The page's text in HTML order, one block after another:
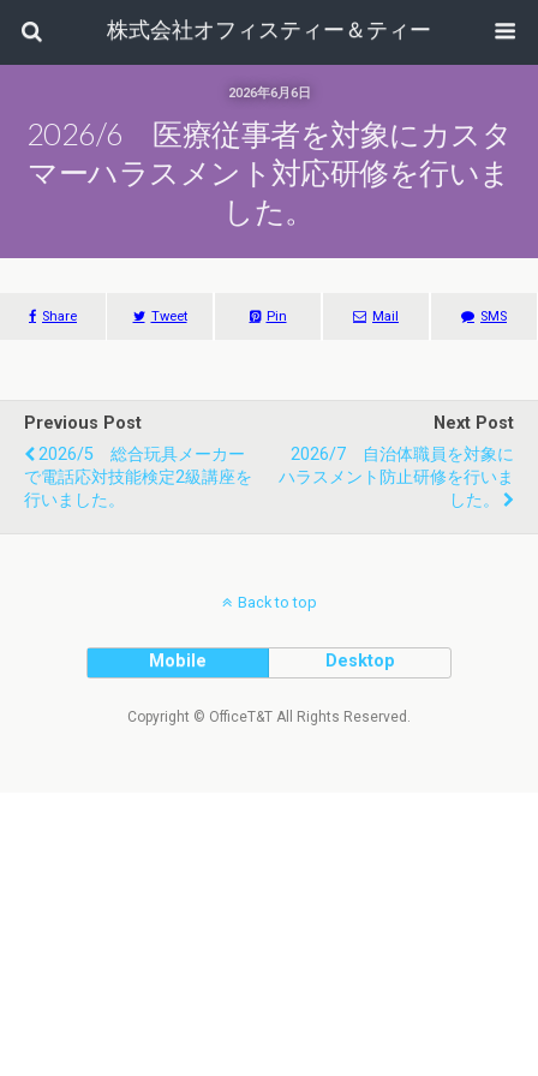
株式会社オフィスティー＆ティー
2026年6月6日
2026/6 医療従事者を対象にカスタ
マーハラスメント対応研修を行いま
した。
Share Tweet Pin Mail SMS
Previous Post
2026/5 総合玩具メーカー
で電話応対技能検定2級講座を
行いました。
Next Post
2026/7 自治体職員を対象に
ハラスメント防止研修を行いま
した。
Back to top
Mobile Desktop
Copyright © OfficeT&T All Rights Reserved.